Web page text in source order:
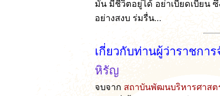
มัน มีชีวิตอยู่ได้ อย่าเบียดเบียน
อย่างสงบ ร่มรื่น...
เกี่ยวกับท่านผู้ว่าราชกา
หิรัญ
จบจาก สถาบันพัฒนบริหารศาส